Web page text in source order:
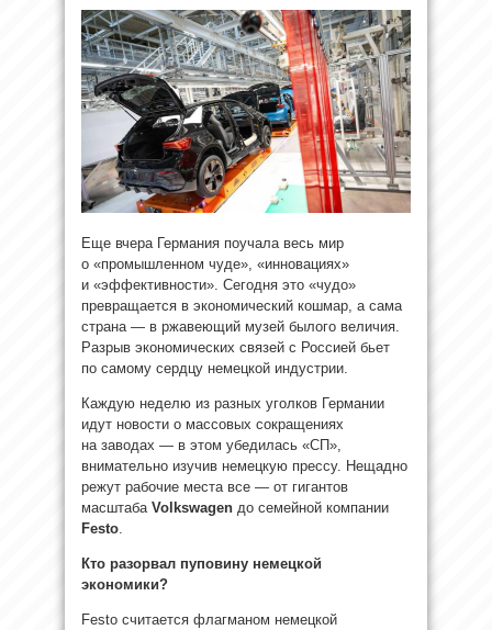
Еще вчера Германия поучала весь мир
о «промышленном чуде», «инновациях»
и «эффективности». Сегодня это «чудо»
превращается в экономический кошмар, а сама
страна — в ржавеющий музей былого величия.
Разрыв экономических связей с Россией бьет
по самому сердцу немецкой индустрии.
Каждую неделю из разных уголков Германии
идут новости о массовых сокращениях
на заводах — в этом убедилась «СП»,
внимательно изучив немецкую прессу. Нещадно
режут рабочие места все — от гигантов
масштаба Volkswagen до семейной компании
Festo
Кто разорвал пуповину немецкой
экономики?
Festo считается флагманом немецкой